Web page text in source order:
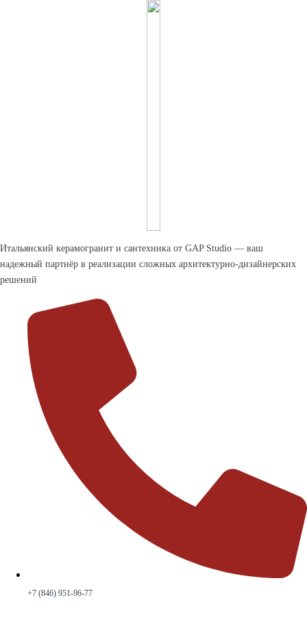
Итальянский керамогранит и сантехника от GAP Studio — ваш
надежный партнёр в реализации сложных архитектурно-дизайнерских
решений
+7 (846) 951-96-77